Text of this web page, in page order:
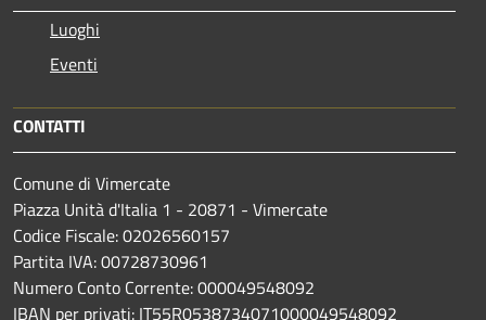
Luoghi
Eventi
CONTATTI
Comune di Vimercate
Piazza Unità d'Italia 1 - 20871 - Vimercate
Codice Fiscale: 02026560157
Partita IVA: 00728730961
Numero Conto Corrente: 000049548092
IBAN per privati: IT55R0538734071000049548092